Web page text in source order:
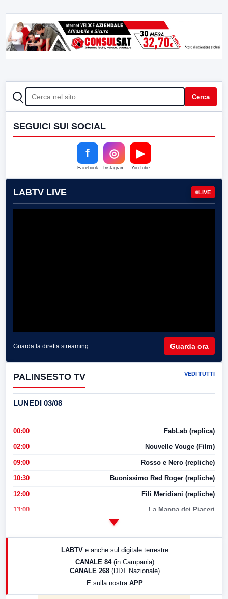
CERCA Cerca
SEGUICI SUI SOCIAL
f
Facebook
◎
Instagram
▶
YouTube
LABTV LIVE LIVE
Guarda la diretta streaming Guarda ora
PALINSESTO TV VEDI TUTTI
LUNEDI 03/08
00:00 FabLab (replica)
02:00 Nouvelle Vouge (Film)
09:00 Rosso e Nero (repliche)
10:30 Buonissimo Red Roger (repliche)
12:00 Fili Meridiani (repliche)
13:00 La Mappa dei Piaceri
LABTV e anche sul digitale terrestre
CANALE 84 (in Campania)
CANALE 268 (DDT Nazionale)
E sulla nostra APP